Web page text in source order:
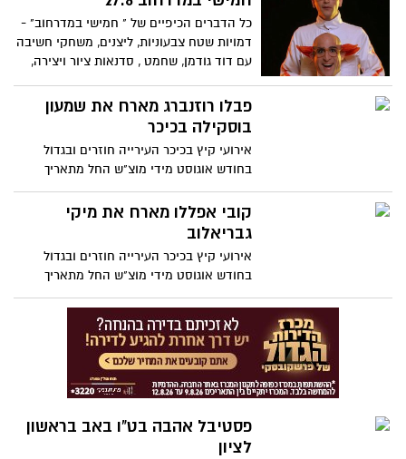
כל הדברים הכיפיים של " חמישי במדרחוב" -
דמויות שטח צבעוניות, ליצנים, משחקי חשיבה
עם דוד גודמן, שחמט , סדנאות ציור ויצירה,
פבלו רוזנברג מארח את שמעון
בוסקילה בכיכר
אירועי קיץ בכיכר העירייה חוזרים ובגדול
בחודש אוגוסט מידי מוצ"ש החל מתאריך
ה-8/8/2015 עם קובי אפללו,מיקי גבריאלוב, ,
רוזנברג, שמעון בוסקילה, להקת טיפקס , שרי,
עוזי פוקס ורותי נבון - הכניסה חופשית.
קובי אפללו מארח את מיקי
גבריאלוב
אירועי קיץ בכיכר העירייה חוזרים ובגדול
בחודש אוגוסט מידי מוצ"ש החל מתאריך
ה-8/8/2015 עם קובי אפללו,מיקי גבריאלוב, ,
רוזנברג, שמעון בוסקילה, להקת טיפקס , שרי,
עוזי פוקס ורותי נבון - הכניסה חופשית.
פסטיבל אהבה בט"ו באב בראשון
לציון